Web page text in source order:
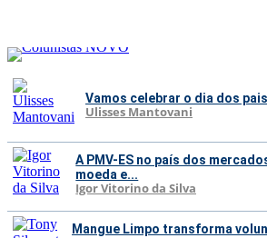
Vamos celebrar o dia dos
Ulisses Mantovani
A PMV-ES no país dos
moeda e...
Igor Vitorino da Silva
Mangue Limpo transforma